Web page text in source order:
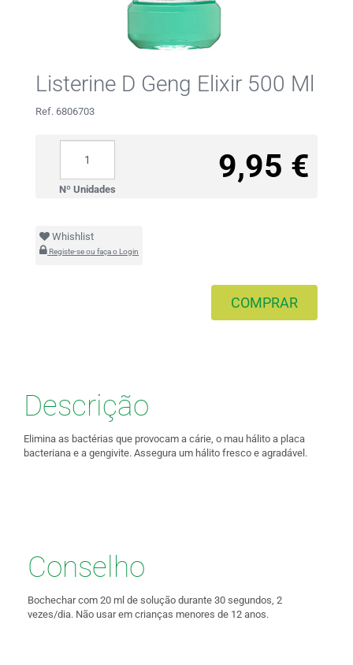
Listerine D Geng Elixir 500 Ml
Ref. 6806703
9,95 €
Nº Unidades
Whishlist
Registe-se ou faça o Login
COMPRAR
Descrição
Elimina as bactérias que provocam a cárie, o mau hálito a placa
bacteriana e a gengivite. Assegura um hálito fresco e agradável.
Conselho
Bochechar com 20 ml de solução durante 30 segundos, 2
vezes/dia. Não usar em crianças menores de 12 anos.